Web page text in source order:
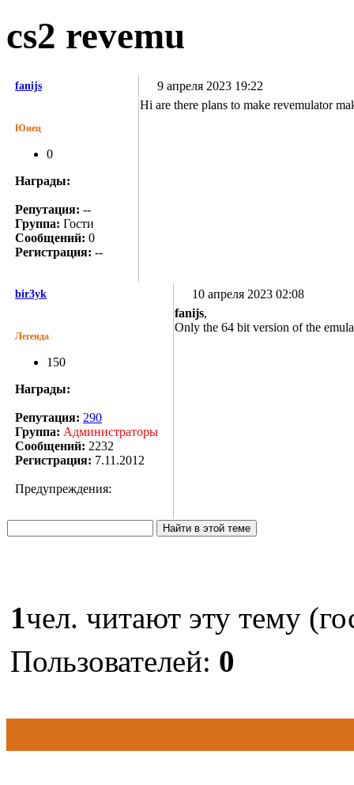
cs2 revemu
fanijs 9 апреля 2023 19:22
Юнец
0
Награды:
Репутация: --
Группа: Гости
Сообщений: 0
Регистрация: --
Hi are there plans to make revemulator
bir3yk 10 апреля 2023 02:08
Легенда
150
Награды:
Репутация: 290
Группа: Администраторы
Сообщений: 2232
Регистрация: 7.11.2012
Предупреждения:
fanijs,
Only the 64 bit version of the
1чел. читают эту тему
Пользователей: 0